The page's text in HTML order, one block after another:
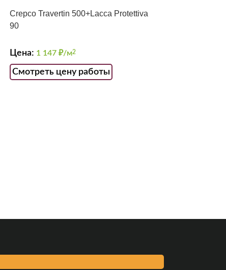
Crepco Travertin 500+Lacca Protettiva
90
Цена: 1 147₽/м2
Смотреть цену работы